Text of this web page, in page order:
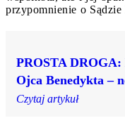
przypomnienie o Sądzie
PROSTA DROGA:
Ojca Benedykta –
Czytaj artykuł